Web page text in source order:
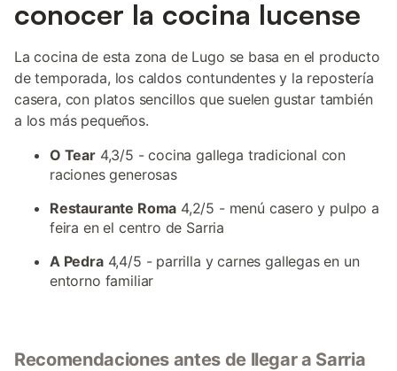
conocer la cocina lucense
La cocina de esta zona de Lugo se basa en el producto
de temporada, los caldos contundentes y la repostería
casera, con platos sencillos que suelen gustar también
a los más pequeños.
O Tear4,3/5 - cocina gallega tradicional con
raciones generosas
Restaurante Roma 4,2/5 - menú casero y pulpo a
feira en el centro de Sarria
A Pedra4,4/5 - parrilla y carnes gallegas en un
entorno familiar
Recomendaciones antes de llegar a Sarria